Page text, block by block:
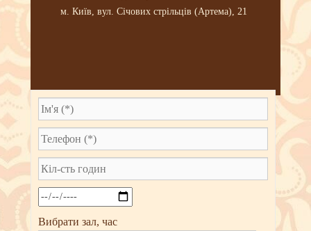
м. Київ, вул. Січових стрільців (Артема), 21
Вибрати зал, час